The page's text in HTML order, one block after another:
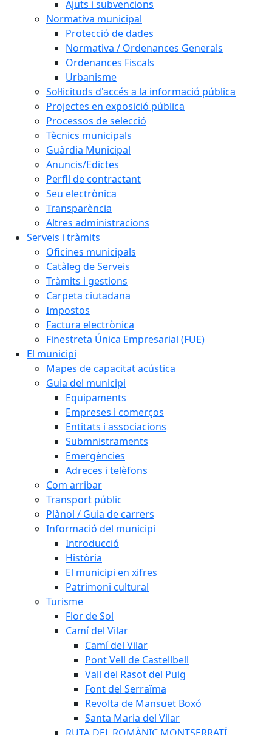
Ajuts i subvencions
Normativa municipal
Protecció de dades
Normativa / Ordenances Generals
Ordenances Fiscals
Urbanisme
Sol·licituds d'accés a la informació pública
Projectes en exposició pública
Processos de selecció
Tècnics municipals
Guàrdia Municipal
Anuncis/Edictes
Perfil de contractant
Seu electrònica
Transparència
Altres administracions
Serveis i tràmits
Oficines municipals
Catàleg de Serveis
Tràmits i gestions
Carpeta ciutadana
Impostos
Factura electrònica
Finestreta Única Empresarial (FUE)
El municipi
Mapes de capacitat acústica
Guia del municipi
Equipaments
Empreses i comerços
Entitats i associacions
Submnistraments
Emergències
Adreces i telèfons
Com arribar
Transport públic
Plànol / Guia de carrers
Informació del municipi
Introducció
Història
El municipi en xifres
Patrimoni cultural
Turisme
Flor de Sol
Camí del Vilar
Camí del Vilar
Pont Vell de Castellbell
Vall del Rasot del Puig
Font del Serraïma
Revolta de Mansuet Boxó
Santa Maria del Vilar